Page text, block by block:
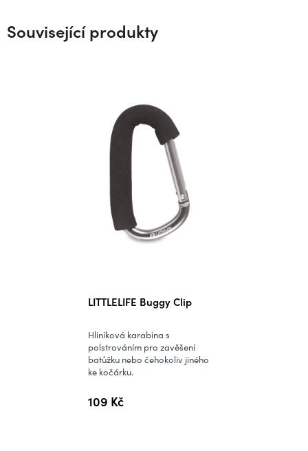
Související produkty
LITTLELIFE Buggy Clip
109 Kč
Hliníková karabina s
polstrováním pro zavěšení
batůžku nebo čehokoliv jiného
ke kočárku.